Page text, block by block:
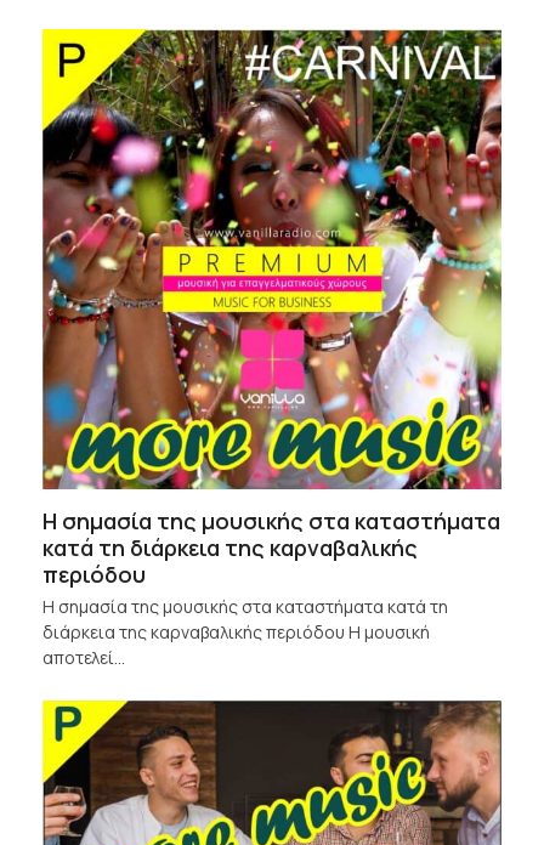
Η σημασία της μουσικής στα καταστήματα
κατά τη διάρκεια της καρναβαλικής
περιόδου
Η σημασία της μουσικής στα καταστήματα κατά τη
διάρκεια της καρναβαλικής περιόδου Η μουσική
αποτελεί…